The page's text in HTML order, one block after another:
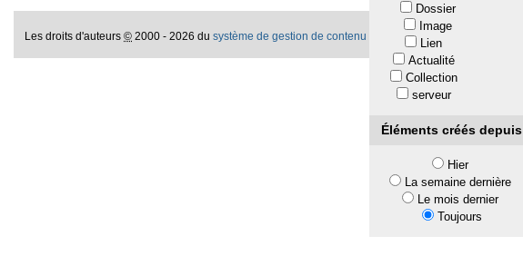
Dossier
Image
Lien
Actualité
Collection
serveur
Éléments créés depuis
Hier
La semaine dernière
Le mois dernier
Toujours
Les droits d'auteurs© 2000 - 2026 dusystème de gestion de contenu libre Plone® appartiennent à la